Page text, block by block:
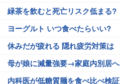
緑茶を飲むと死亡リスク低まる?
ヨーグルト いつ食べたらいい?
休みだが疲れる 隠れ疲労対策は
母が娘に減量強要→家庭内別居へ
内科医が低糖質麺を食べ比べ検証